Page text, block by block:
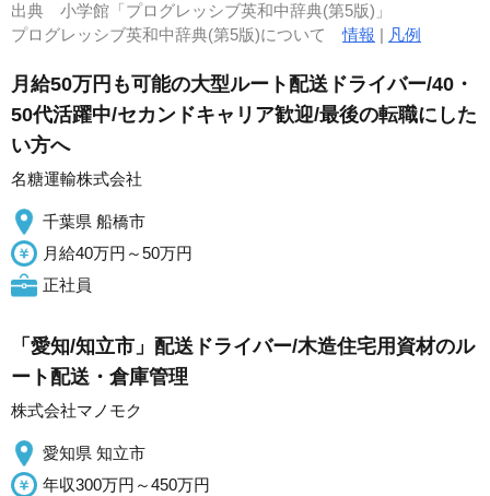
出典 小学館「プログレッシブ英和中辞典(第5版)」
プログレッシブ英和中辞典(第5版)について情報 | 凡例
月給50万円も可能の大型ルート配送ドライバー/40・
50代活躍中/セカンドキャリア歓迎/最後の転職にした
い方へ
名糖運輸株式会社
千葉県 船橋市
月給40万円～50万円
正社員
「愛知/知立市」配送ドライバー/木造住宅用資材のル
ート配送・倉庫管理
株式会社マノモク
愛知県 知立市
年収300万円～450万円